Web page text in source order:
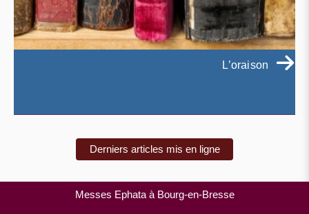
L’oraison
Derniers articles mis en ligne
Messes Ephata à Bourg-en-Bresse